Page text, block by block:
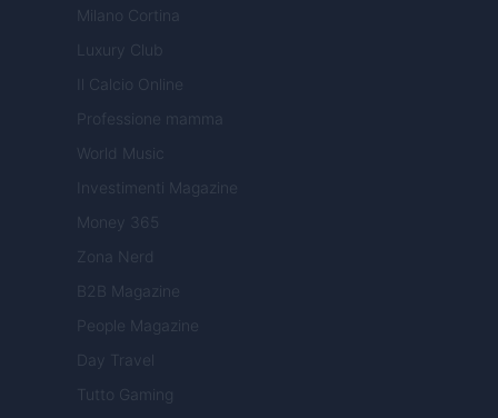
Milano Cortina
Luxury Club
Il Calcio Online
Professione mamma
World Music
Investimenti Magazine
Money 365
Zona Nerd
B2B Magazine
People Magazine
Day Travel
Tutto Gaming